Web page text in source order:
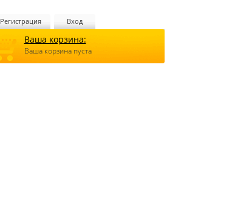
Регистрация Вход
Ваша корзина:
Ваша корзина пуста